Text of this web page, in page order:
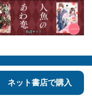
ネット書店で購入
お問合せ
Web
CREA WEB
Ltd.